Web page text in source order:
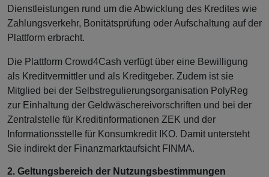
Dienstleistungen rund um die Abwicklung des Kredites wie
Zahlungsverkehr, Bonitätsprüfung oder Aufschaltung auf der
Plattform erbracht.
Die Plattform Crowd4Cash verfügt über eine Bewilligung
als Kreditvermittler und als Kreditgeber. Zudem ist sie
Mitglied bei der Selbstregulierungsorganisation PolyReg
zur Einhaltung der Geldwäschereivorschriften und bei der
Zentralstelle für Kreditinformationen ZEK und der
Informationsstelle für Konsumkredit IKO. Damit untersteht
Sie indirekt der Finanzmarktaufsicht FINMA.
2. Geltungsbereich der Nutzungsbestimmungen